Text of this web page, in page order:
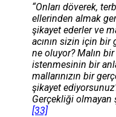
“Onları döverek,
ellerinden almak
şikayet ederler ve
acının sizin için bir
ne oluyor? Malın
istenmesinin bir
mallarınızın bir
şikayet
Gerçekliği olmayan
[33]